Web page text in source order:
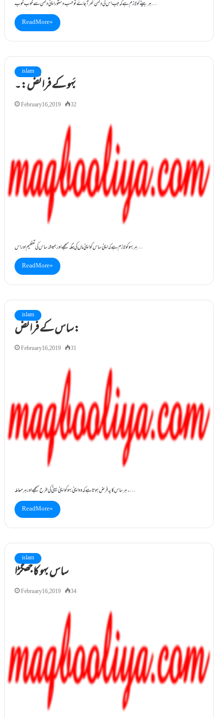
ہر بیٹے کو لازم ہے کہ جب اس کی دلہن گھر آجائے تو حسب دستور اپنی دلہن سے خوب خوب…
Read More »
islam
بَہو کے فرائض:۔
February 16, 2019 32
ہر بہو کو لازم ہے کہ اپنی ساس کو اپنی ماں کی جگہ سمجھے اورہمیشہ ساس کی تعظیم اور اس…
Read More »
islam
ساس کے فرائض:
February 16, 2019 31
۔ہر ساس کا یہ فرض ہوتا ہے کہ وہ اپنی بہو کو اپنی بیٹی کی طرح سمجھے اور ہر معاملہ…
Read More »
islam
ساس بہو کا جھگڑا
February 16, 2019 34